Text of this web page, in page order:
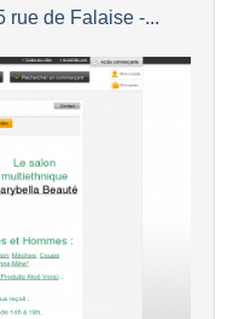
rue de Falaise -...